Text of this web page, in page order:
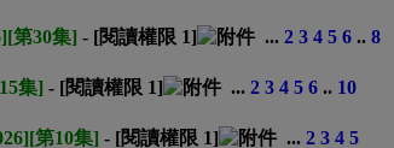
第30集] - [閱讀權限 1] ... 2 3 4 5 6 .. 8
集] - [閱讀權限 1] ... 2 3 4 5 6 .. 10
第10集] - [閱讀權限 1] ... 2 3 4 5